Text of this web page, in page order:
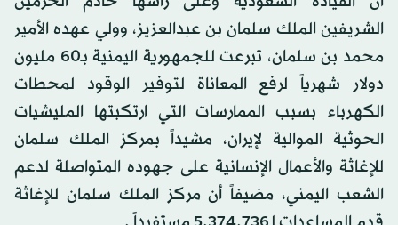
الشريفين الملك سلمان بن عبدالعزيز، وولي عهده الأمير
محمد بن سلمان، تبرعت للجمهورية اليمنية بـ60 مليون
دولار شهرياً لرفع المعاناة لتوفير الوقود لمحطات
الكهرباء بسبب الممارسات التي ارتكبتها المليشيات
الحوثية الموالية لإيران، مشيداً بمركز الملك سلمان
للإغاثة والأعمال الإنسانية على جهوده المتواصلة لدعم
الشعب اليمني، مضيفاً أن مركز الملك سلمان للإغاثة